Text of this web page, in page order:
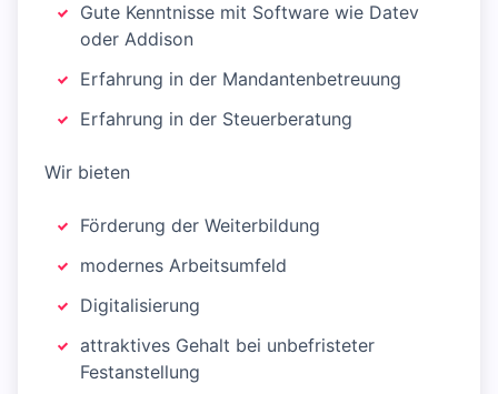
Gute Kenntnisse mit Software wie Datev
oder Addison
Erfahrung in der Mandantenbetreuung
Erfahrung in der Steuerberatung
Wir bieten
Förderung der Weiterbildung
modernes Arbeitsumfeld
Digitalisierung
attraktives Gehalt bei unbefristeter
Festanstellung